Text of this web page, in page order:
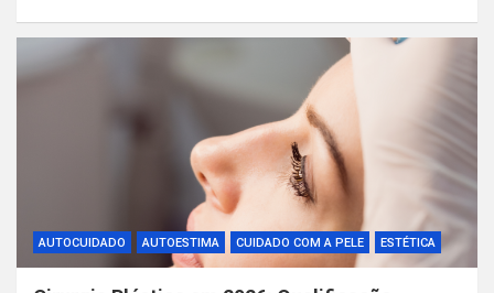
AUTOCUIDADO AUTOESTIMA CUIDADO COM A PELE ESTÉTICA